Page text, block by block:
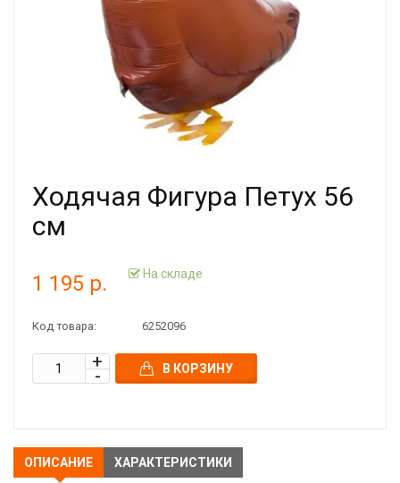
Ходячая Фигура Петух 56
см
1 195 р. На складе
Код товара: 6252096
В КОРЗИНУ
ОПИСАНИЕ ХАРАКТЕРИСТИКИ